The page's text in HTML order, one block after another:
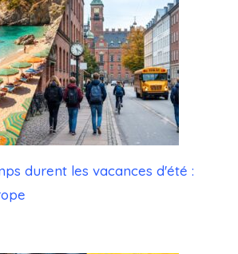
durent les vacances d'été :